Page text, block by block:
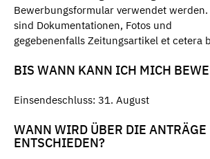
Bewerbungsformular verwendet
sind Dokumentationen, Fotos und
gegebenenfalls Zeitungsartikel et cetera
BIS WANN KANN ICH MICH
Einsendeschluss: 31. August
WANN WIRD ÜBER DIE ANTRÄGE
ENTSCHIEDEN?